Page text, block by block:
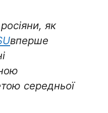
як
вперше
середньої